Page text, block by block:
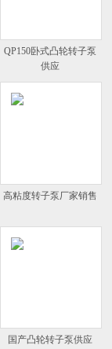
QP150卧式凸轮转子泵
供应
高粘度转子泵厂家销售
国产凸轮转子泵供应